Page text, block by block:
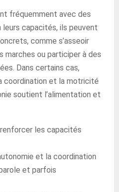
fréquemment avec des
capacités, ils peuvent
comme s’asseoir
marches ou participer à des
Dans certains cas,
coordination et la motricité
soutient l’alimentation et
les capacités
et la coordination
et parfois